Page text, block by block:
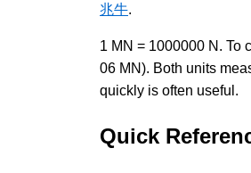
兆牛.
1 MN = 1000000 N. To
06 MN). Both units
quickly is often useful.
Quick